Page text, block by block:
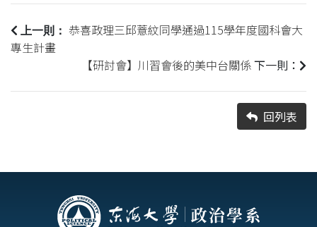
上一則：
恭喜政理三邱薏紋同學通過115學年度國科會大
專生計畫
【研討會】川習會後的美中台關係下一則：
回列表